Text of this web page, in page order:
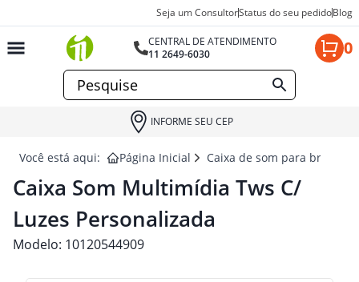
Seja um ConsultorStatus do seu pedidoBlog
CENTRAL DE ATENDIMENTO
11 2649-6030
0
INFORME SEU CEP
Você está aqui: Página Inicial Caixa de som para brindes
Caixa Som Multimídia Tws C/
Luzes Personalizada
Modelo: 10120544909